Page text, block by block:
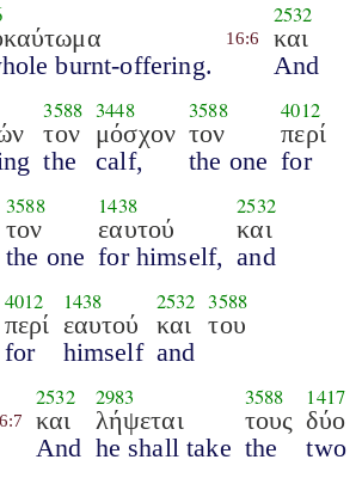
burnt-offering.
16:6
2532
και
And
3588
τον
the
3448
μόσχον
calf,
3588
τον
the one
4012
περί
for
3588
τον
the one
1438
εαυτού
for himself,
2532
και
and
4012
περί
for
1438
εαυτού
himself
2532
και
and
3588
του
2532
και
And
2983
λήψεται
he shall take
3588
τους
the
1417
δύο
two